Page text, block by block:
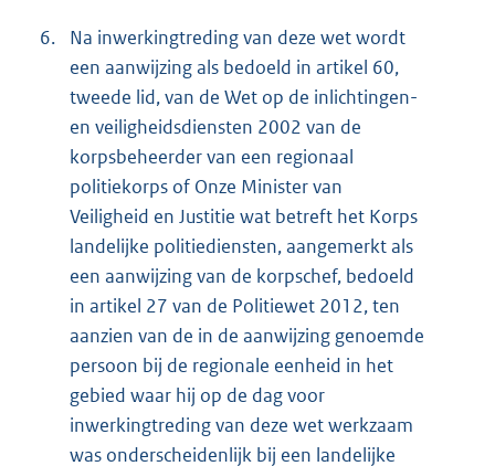
6.
Na inwerkingtreding van deze wet wordt
een aanwijzing als bedoeld in artikel 60,
tweede lid, van de Wet op de inlichtingen-
en veiligheidsdiensten 2002 van de
korpsbeheerder van een regionaal
politiekorps of Onze Minister van
Veiligheid en Justitie wat betreft het Korps
landelijke politiediensten, aangemerkt als
een aanwijzing van de korpschef, bedoeld
in artikel 27 van de Politiewet 2012, ten
aanzien van de in de aanwijzing genoemde
persoon bij de regionale eenheid in het
gebied waar hij op de dag voor
inwerkingtreding van deze wet werkzaam
was onderscheidenlijk bij een landelijke